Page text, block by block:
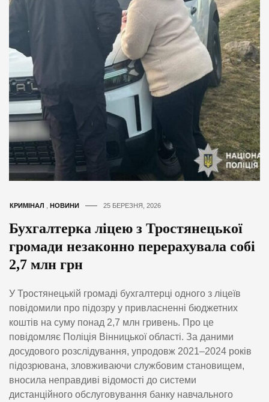
КРИМІНАЛ НОВИНИ 25 БЕРЕЗНЯ, 2026
Бухгалтерка ліцею з Тростянецької
громади незаконно перерахувала собі
2,7 млн грн
У Тростянецькій громаді бухгалтерці одного з ліцеїв
повідомили про підозру у привласненні бюджетних
коштів на суму понад 2,7 млн гривень. Про це
повідомляє Поліція Вінницької області. За даними
досудового розслідування, упродовж 2021–2024 років
підозрювана, зловживаючи службовим становищем,
вносила неправдиві відомості до системи
дистанційного обслуговування банку навчального